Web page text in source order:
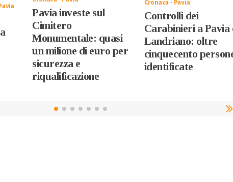
Pavia investe sul
Cimitero
Monumentale: quasi
un milione di euro per
sicurezza e
riqualificazione
Cronaca - Pavia
Controlli dei
Carabinieri a Pavia
Landriano: oltre
cinquecento
identificate